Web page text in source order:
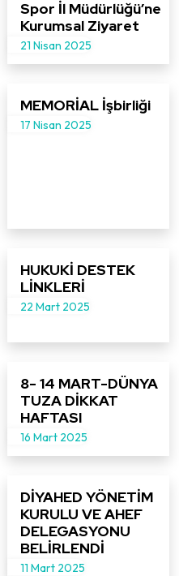
Spor İl Müdürlüğü’ne
Kurumsal Ziyaret
21 Nisan 2025
MEMORİAL İşbirliği
17 Nisan 2025
HUKUKİ DESTEK
LİNKLERİ
22 Mart 2025
8- 14 MART-DÜNYA
TUZA DİKKAT
HAFTASI
16 Mart 2025
DİYAHED YÖNETİM
KURULU VE AHEF
DELEGASYONU
BELİRLENDİ
11 Mart 2025